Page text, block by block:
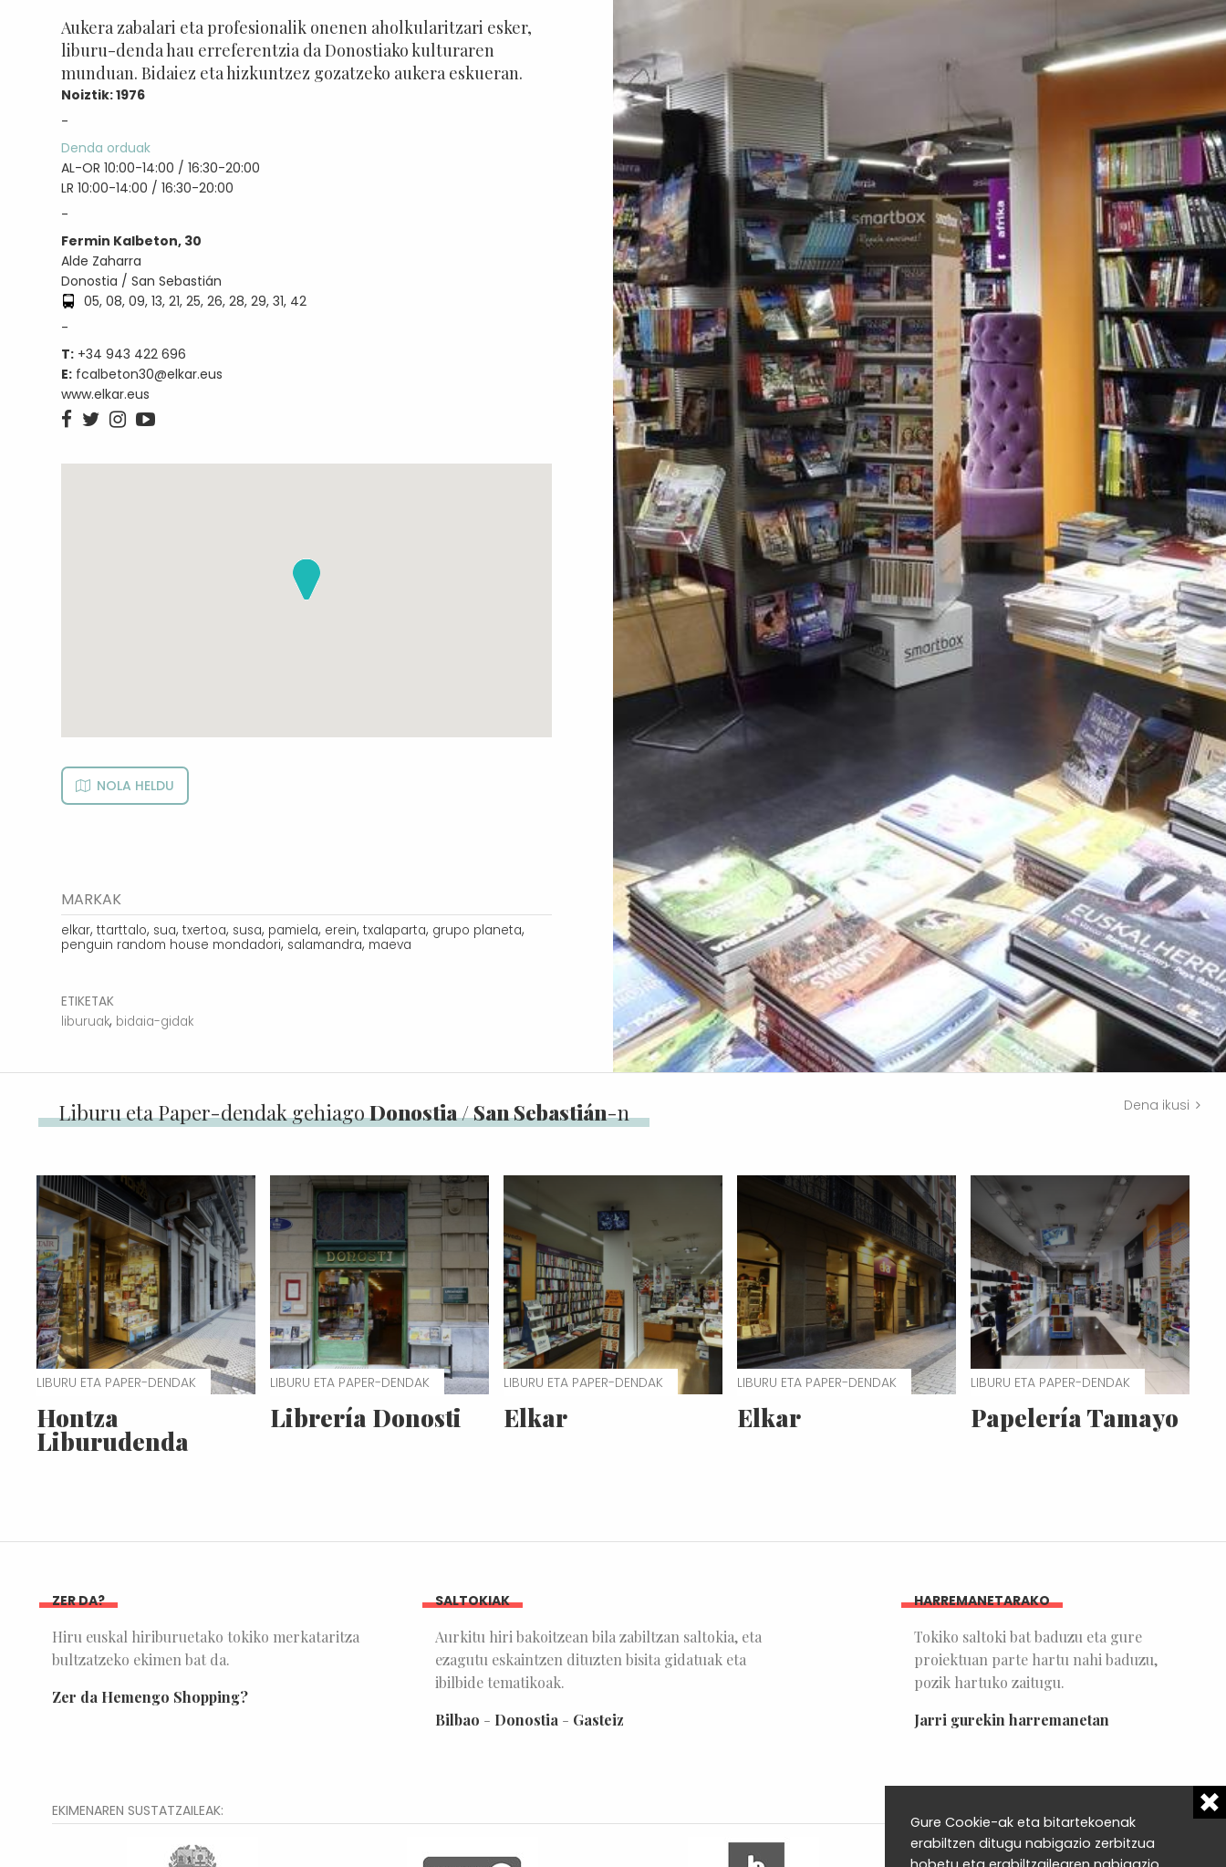
Aukera zabalari eta profesionalik onenen aholkularitzari esker,
liburu-denda hau erreferentzia da Donostiako kulturaren
munduan. Bidaiez eta hizkuntzez gozatzeko aukera eskueran.
Noiztik: 1976
-
Denda orduak
AL-OR 10:00-14:00 / 16:30-20:00
LR 10:00-14:00 / 16:30-20:00
-
Fermin Kalbeton, 30
Alde Zaharra
Donostia / San Sebastián
05, 08, 09, 13, 21, 25, 26, 28, 29, 31, 42
-
T: +34 943 422 696
E: fcalbeton30@elkar.eus
www.elkar.eus
   
NOLA HELDU
MARKAK
elkar, ttarttalo, sua, txertoa, susa, pamiela, erein, txalaparta, grupo planeta,
penguin random house mondadori, salamandra, maeva
ETIKETAK
liburuak, bidaia-gidak
Liburu eta Paper-dendak gehiagoDonostia / San Sebastián-n Dena ikusi
LIBURU ETA PAPER-DENDAK
Hontza
Liburudenda
LIBURU ETA PAPER-DENDAK
Librería Donosti
LIBURU ETA PAPER-DENDAK
Elkar
LIBURU ETA PAPER-DENDAK
Elkar
LIBURU ETA PAPER-DENDAK
Papelería Tamayo
Gure Cookie-ak eta bitartekoenak
erabiltzen ditugu nabigazio zerbitzua
ZER DA?
Hiru euskal hiriburuetako tokiko merkataritza
bultzatzeko ekimen bat da.
Zer da Hemengo Shopping?
SALTOKIAK
Aurkitu hiri bakoitzean bila zabiltzan saltokia, eta
ezagutu eskaintzen dituzten bisita gidatuak eta
ibilbide tematikoak.
Bilbao - Donostia - Gasteiz
HARREMANETARAKO
Tokiko saltoki bat baduzu eta gure
proiektuan parte hartu nahi baduzu,
pozik hartuko zaitugu.
Jarri gurekin harremanetan
EKIMENAREN SUSTATZAILEAK: